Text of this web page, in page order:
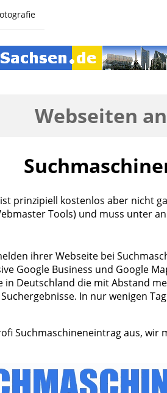
Webseiten
prinzipiell kostenlos aber nicht
Tools) und muss unter
ihrer Webseite bei
Google Business und Google
Deutschland die mit Abstand
In nur wenigen
Suchmaschineneintrag aus, wir